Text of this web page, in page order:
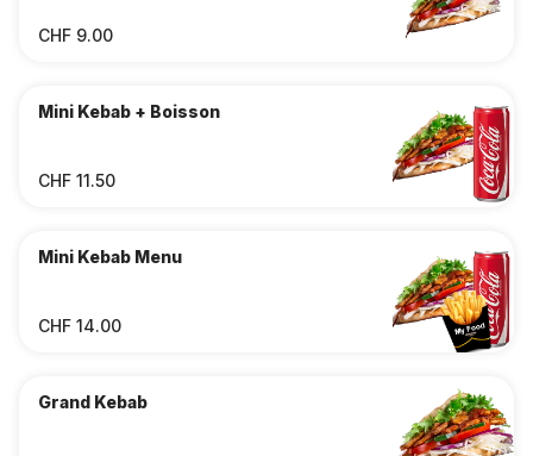
CHF 9.00
Mini Kebab + Boisson
CHF 11.50
Mini Kebab Menu
CHF 14.00
Grand Kebab